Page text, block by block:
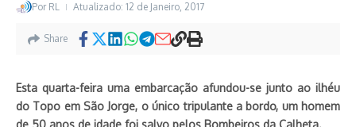
Por RL Atualizado: 12 de Janeiro, 2017
Share
Esta quarta-feira uma embarcação afundou-se junto ao ilhéu
do Topo em São Jorge, o único tripulante a bordo, um homem
de 50 anos de idade foi salvo pelos Bombeiros da Calheta.